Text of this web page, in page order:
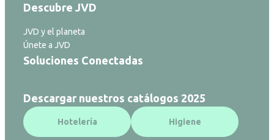
Descubre JVD
JVD y el planeta
Únete a JVD
Soluciones Conectadas
Descargar nuestros catálogos 2025
Hotelería Higiene